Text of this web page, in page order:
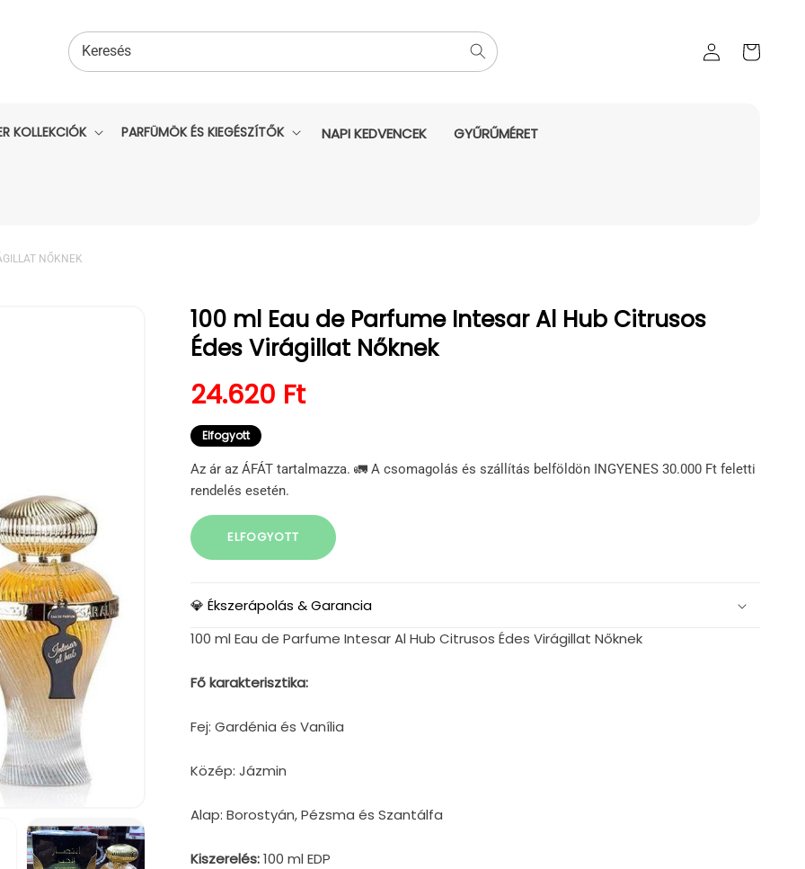
Bejelentkezés
kosara
Keresés
KOLLEKCIÓK PARFÜMÖK ÉS KIEGÉSZÍTŐK NAPI KEDVENCEK GYŰRŰMÉRET
NŐKNEK
100 ml Eau de Parfume Intesar Al Hub Citrusos
Édes Virágillat Nőknek
Normál ár
24.620 Ft
Elfogyott
Az ár az ÁFÁT tartalmazza. 🚛 A csomagolás és szállítás belföldön INGYENES 30.000 Ft feletti
rendelés esetén.
ELFOGYOTT
💎 Ékszerápolás & Garancia
100 ml Eau de Parfume Intesar Al Hub Citrusos Édes Virágillat Nőknek
Fő karakterisztika:
Fej: Gardénia és Vanília
Közép: Jázmin
Alap: Borostyán, Pézsma és Szantálfa
Kiszerelés:100 ml EDP